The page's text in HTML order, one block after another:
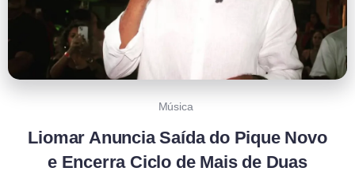
Música
Liomar Anuncia Saída do Pique Novo
e Encerra Ciclo de Mais de Duas